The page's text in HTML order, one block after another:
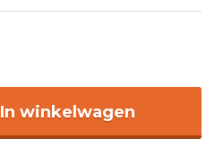
In winkelwagen